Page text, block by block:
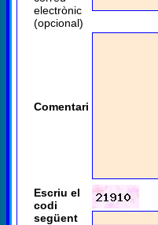
electrònic
(opcional)
Comentari
Escriu el
codi
següent